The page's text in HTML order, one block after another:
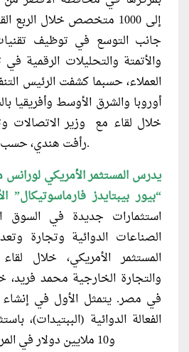
إلى 1000 متخصص خلال
جانب التوسع في توظيف
والأتمتة والتحليلات الرقمية
العملاء، حسبما كشفت الرئيس
أوروبا والشرق الأوسط وأفريقيا
خلال لقاء مع وزير الاتصالات
رأفت هندي، حسب بيان صادر عن الوزارة.
يدرس المستثمر الأمريكي
“بيور بيبتايدز فارماسوتيكال”
استثمارات جديدة في السوق
الصناعات الدوائية وتجارة
المستثمر الأمريكي، خلال
والتجارة الخارجية محمد
في مصر. يتمثل الأول في إنشاء
و10 ملايين دولار في المرحلة الأولى..